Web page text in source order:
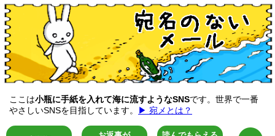
ここは小瓶に手紙を入れて海に流すようなSNSです。世界で一番
やさしいSNSを目指しています。
▶ 宛メとは？